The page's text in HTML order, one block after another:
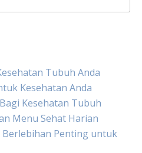
Tubuh Anda
Kesehatan Anda
Kesehatan Tubuh
Menu Sehat Harian
Penting untuk